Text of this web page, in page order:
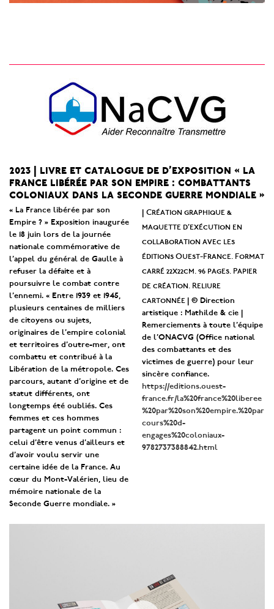
2023 | livre et catalogue de d’exposition « la
france libérée par son empire : combattants
coloniaux dans la seconde guerre mondiale »
« La France libérée par son
Empire ? » Exposition inaugurée
le 18 juin lors de la journée
nationale commémorative de
l’appel du général de Gaulle à
refuser la défaite et à
poursuivre le combat contre
l’ennemi. « Entre 1939 et 1945,
plusieurs centaines de milliers
de citoyens ou sujets,
originaires de l’empire colonial
et territoires d’outre-mer, ont
combattu et contribué à la
Libération de la métropole. Ces
parcours, autant d’origine et de
statut différents, ont
longtemps été oubliés. Ces
femmes et ces hommes
partagent un point commun :
celui d’être venus d’ailleurs et
d’avoir voulu servir une
certaine idée de la France. Au
cœur du Mont-Valérien, lieu de
mémoire nationale de la
Seconde Guerre mondiale. »
|Création graphique &
maquette d’exécution en
collaboration avec les
éditions Ouest-France. Format
carré 22x22cm. 96 pages. Papier
de création. Reliure
cartonnée
| © Direction
artistique : Mathilde & cie |
Remerciements à toute l’équipe
de l’ONACVG (Office national
des combattants et des
victimes de guerre) pour leur
sincère confiance.
https://editions.ouest-
france.fr/la%20france%20liberee
%20par%20son%20empire.%20par
cours%20d-
engages%20coloniaux-
9782737388842.html